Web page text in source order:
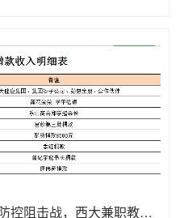
系列报道之五：为打赢疫情防控阻击战，西大兼职教授在积极行动